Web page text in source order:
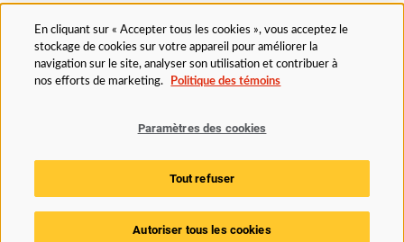
À propos de nous
Légal Avis de confidentialité
Politique d’accessibilité
Politique des témoins
Paramètres des cookies
© 2025 Husky Technologies. Tous droits réservés.
En cliquant sur « Accepter tous les cookies », vous acceptez le
stockage de cookies sur votre appareil pour améliorer la
navigation sur le site, analyser son utilisation et contribuer à
nos efforts de marketing.
Politique des témoins
Paramètres des cookies
Tout refuser
Autoriser tous les cookies